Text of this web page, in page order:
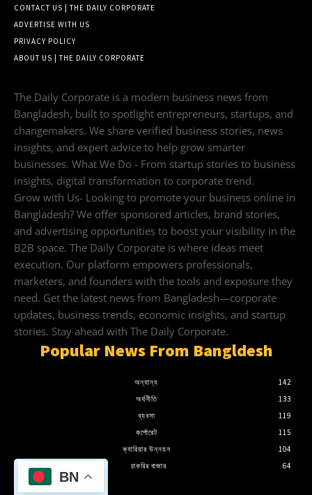
CONTACT US | THE DAILY CORPORATE
ADVERTISE WITH US
PRIVACY POLICY
ABOUT US | THE DAILY CORPORATE
The Daily Corporate is a modern business news from
Bangladesh, built to spotlight entrepreneurs, startups, and
changemakers. We share verified business stories, news
insights, and expert advice to help grow smarter
businesses. What We Do - From startup stories to business
insights, digital transformation to corporate trend.
Grow with Us- Looking to promote your business online in
Bangladesh? We offer sponsored articles, brand stories,
and advertising opportunities to boost your visibility in the
B2B space. The Daily Corporate is where ideas meet
execution. Our platform empowers professionals,
marketers, and founders with the tools and exposure they
need. Get the latest news from Bangladesh—corporate
updates, business trends, economic insights, and startup
stories. Stay ahead with The Daily Corporate.
Popular News From Bangldesh
অন্যান্য
142
অর্থনীতি
133
ব্যবসা
119
কর্পোরেট
115
ক্যারিয়ার উন্নয়ন
104
চাকরির বাজার
64
BN